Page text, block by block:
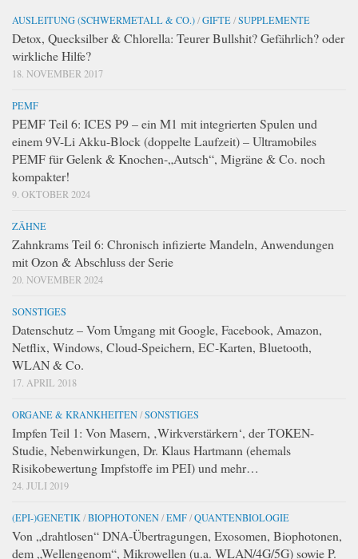
AUSLEITUNG (SCHWERMETALL & CO.)/GIFTE/SUPPLEMENTE
Detox, Quecksilber & Chlorella: Teurer Bullshit? Gefährlich? oder
wirkliche Hilfe?
18. NOVEMBER 2017
PEMF
PEMF Teil 6: ICES P9 – ein M1 mit integrierten Spulen und
einem 9V-Li Akku-Block (doppelte Laufzeit) – Ultramobiles
PEMF für Gelenk & Knochen-„Autsch“, Migräne & Co. noch
kompakter!
9. OKTOBER 2024
ZÄHNE
Zahnkrams Teil 6: Chronisch infizierte Mandeln, Anwendungen
mit Ozon & Abschluss der Serie
20. NOVEMBER 2024
SONSTIGES
Datenschutz – Vom Umgang mit Google, Facebook, Amazon,
Netflix, Windows, Cloud-Speichern, EC-Karten, Bluetooth,
WLAN & Co.
17. APRIL 2018
ORGANE & KRANKHEITEN/SONSTIGES
Impfen Teil 1: Von Masern, ‚Wirkverstärkern‘, der TOKEN-
Studie, Nebenwirkungen, Dr. Klaus Hartmann (ehemals
Risikobewertung Impfstoffe im PEI) und mehr…
24. JULI 2019
(EPI-)GENETIK /BIOPHOTONEN/EMF/QUANTENBIOLOGIE
Von „drahtlosen“ DNA-Übertragungen, Exosomen, Biophotonen,
dem „Wellengenom“, Mikrowellen (u.a. WLAN/4G/5G) sowie P.